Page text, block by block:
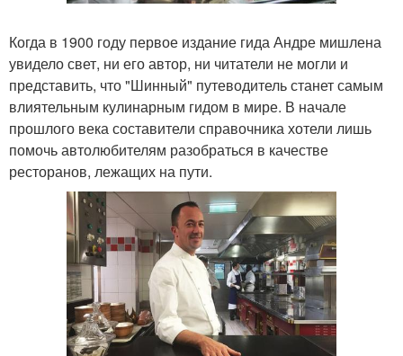
Когда в 1900 году первое издание гида Андре мишлена
увидело свет, ни его автор, ни читатели не могли и
представить, что "Шинный" путеводитель станет самым
влиятельным кулинарным гидом в мире. В начале
прошлого века составители справочника хотели лишь
помочь автолюбителям разобраться в качестве
ресторанов, лежащих на пути.